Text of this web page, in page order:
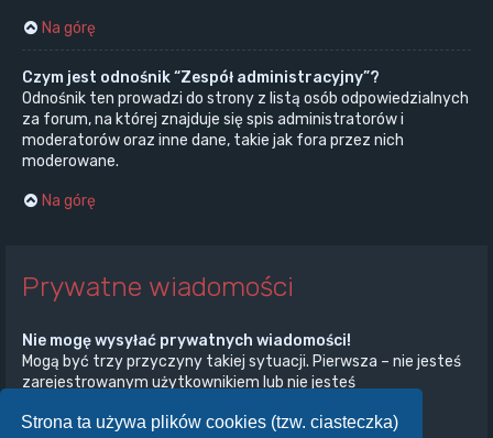
Strona ta używa plików cookies (tzw. ciasteczka)
Na górę
Czym jest odnośnik “Zespół administracyjny”?
Odnośnik ten prowadzi do strony z listą osób odpowiedzialnych
za forum, na której znajduje się spis administratorów i
moderatorów oraz inne dane, takie jak fora przez nich
moderowane.
Na górę
Prywatne wiadomości
Nie mogę wysyłać prywatnych wiadomości!
Mogą być trzy przyczyny takiej sytuacji. Pierwsza – nie jesteś
zarejestrowanym użytkownikiem lub nie jesteś
wyłączył przesyłanie prywatnych wiadomości na całej